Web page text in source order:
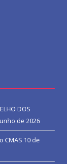
DOS
de 2026
CMAS 10 de